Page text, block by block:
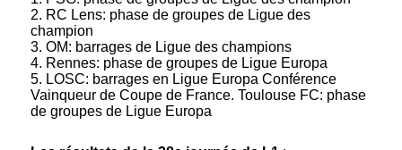
2. RC Lens: phase de groupes de Ligue des
champion
3. OM: barrages de Ligue des champions
4. Rennes: phase de groupes de Ligue Europa
5. LOSC: barrages en Ligue Europa Conférence
Vainqueur de Coupe de France. Toulouse FC: phase
de groupes de Ligue Europa